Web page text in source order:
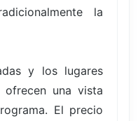
la
y los lugares
ofrecen una vista
El precio